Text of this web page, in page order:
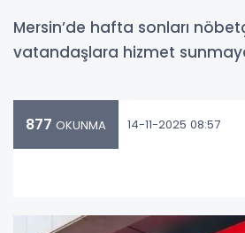
Mersin’de hafta sonları
vatandaşlara hizmet
877 OKUNMA 14-11-2025 08:57